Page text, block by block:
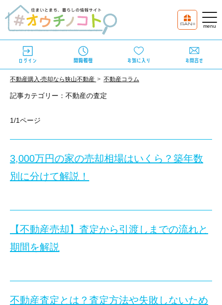
不動産購⼊‧売却なら狭⼭不動産 不動産コラム
記事カテゴリー：不動産の査定
1/1ページ
3,000万円の家の売却相場はいくら？築年数
別に分けて解説！
家の価値は築年数が経過するほどに、下がってしまうものです。
目次
1.売却相場と築年数の関係
2.3,000万円で購入した家の価値
【不動産売却】査定から引渡しまでの流れと
期間を解説
今回の記事では不動産売却について、査定から引渡しまでの流れ
不動産査定とは？査定方法や失敗しないため